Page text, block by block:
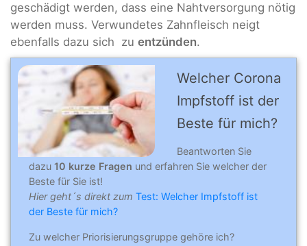
geschädigt werden, dass eine Nahtversorgung nötig
werden muss. Verwundetes Zahnfleisch neigt
ebenfalls dazu sich zu entzünden.
Welcher Corona
Impfstoff ist der
Beste für mich?
Beantworten Sie
dazu 10 kurze Fragen und erfahren Sie welcher der
Beste für Sie ist!
Hier geht´s direkt zum Test: Welcher Impfstoff ist
der Beste für mich?
Zu welcher Priorisierungsgruppe gehöre ich?